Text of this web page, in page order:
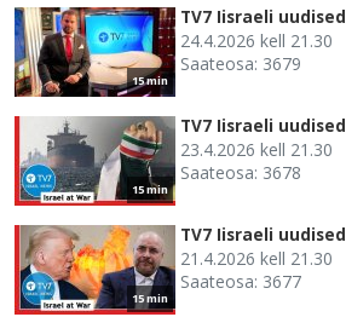
15 min
TV7 Iisraeli uudised
24.4.2026 kell 21.30
Saateosa: 3679
15 min
TV7 Iisraeli uudised
23.4.2026 kell 21.30
Saateosa: 3678
15 min
TV7 Iisraeli uudised
21.4.2026 kell 21.30
Saateosa: 3677